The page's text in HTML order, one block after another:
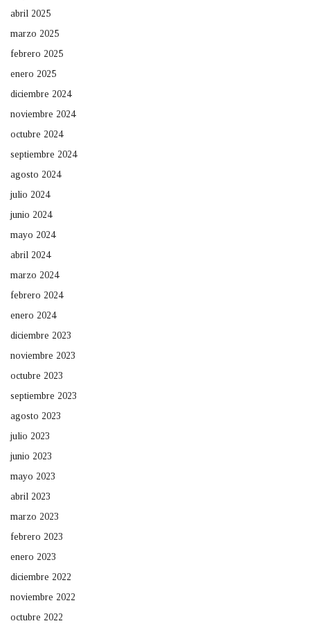
abril 2025
marzo 2025
febrero 2025
enero 2025
diciembre 2024
noviembre 2024
octubre 2024
septiembre 2024
agosto 2024
julio 2024
junio 2024
mayo 2024
abril 2024
marzo 2024
febrero 2024
enero 2024
diciembre 2023
noviembre 2023
octubre 2023
septiembre 2023
agosto 2023
julio 2023
junio 2023
mayo 2023
abril 2023
marzo 2023
febrero 2023
enero 2023
diciembre 2022
noviembre 2022
octubre 2022